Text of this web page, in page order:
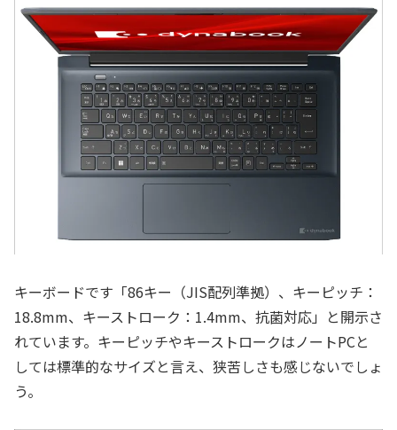
キーボードです「86キー（JIS配列準拠）、キーピッチ：
18.8mm、キーストローク：1.4mm、抗菌対応」と開示さ
れています。キーピッチやキーストロークはノートPCと
しては標準的なサイズと言え、狭苦しさも感じないでしょ
う。